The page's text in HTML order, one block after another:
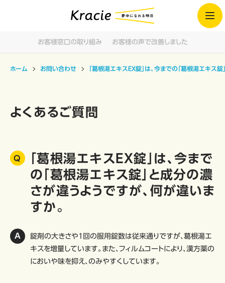
お客様窓口の取り組み お客様の声で改善しました
ホーム お問い合わせ 「葛根湯エキスEX錠」は、今までの「葛根湯エキス
よくあるご質問
「葛根湯エキスEX錠」は、今まで
の「葛根湯エキス錠」と成分の濃
さが違うようですが、何が違いま
すか。
錠剤の大きさや1回の服用錠数は従来通りですが、葛根湯エ
キスを増量しています。また、フィルムコートにより、漢方薬の
においや味を抑え、のみやすくしています。